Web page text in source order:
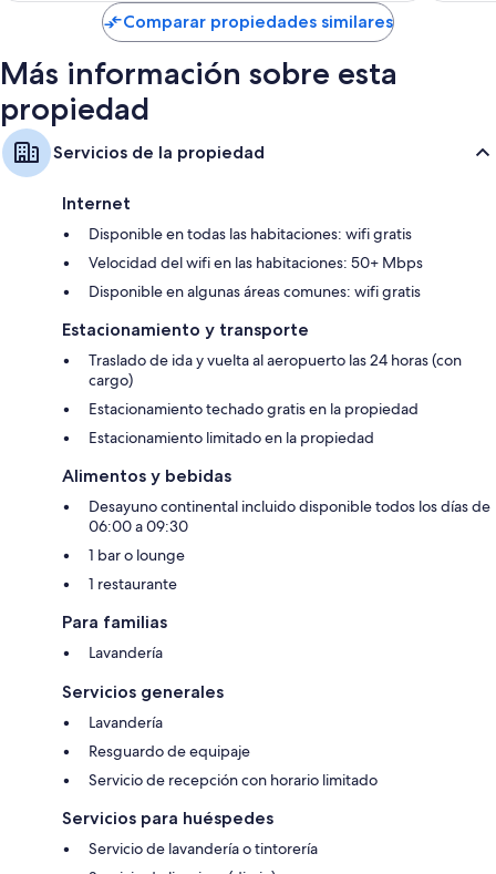
es
Comparar propiedades similares
Más información sobre esta
propiedad
Servicios de la propiedad
Internet
Disponible en todas las habitaciones: wifi gratis
Velocidad del wifi en las habitaciones: 50+ Mbps
Disponible en algunas áreas comunes: wifi gratis
Estacionamiento y transporte
Traslado de ida y vuelta al aeropuerto las 24 horas (con
cargo)
Estacionamiento techado gratis en la propiedad
Estacionamiento limitado en la propiedad
Alimentos y bebidas
Desayuno continental incluido disponible todos los días de
06:00 a 09:30
1 bar o lounge
1 restaurante
Para familias
Lavandería
Servicios generales
Lavandería
Resguardo de equipaje
Servicio de recepción con horario limitado
Servicios para huéspedes
Servicio de lavandería o tintorería